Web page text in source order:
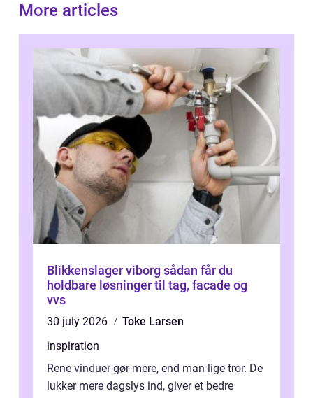
More articles
Blikkenslager viborg sådan får du
holdbare løsninger til tag, facade og
vvs
30 july 2026
Toke Larsen
inspiration
Rene vinduer gør mere, end man lige tror. De
lukker mere dagslys ind, giver et bedre